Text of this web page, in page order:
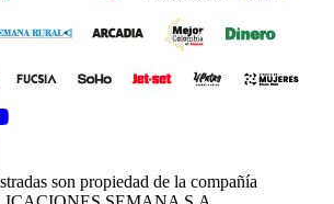
window
son propiedad de la compañía